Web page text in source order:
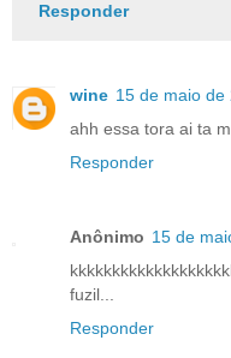
Responder
wine 15 de maio de
ahh essa tora ai ta
Responder
Anônimo 15 de
fuzil...
Responder